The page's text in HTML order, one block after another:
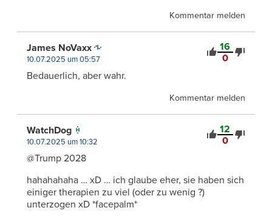
Kommentar melden
16
0
James NoVaxx
10.07.2025 um 05:57
Bedauerlich, aber wahr.
Kommentar melden
12
0
WatchDog
10.07.2025 um 10:32
@Trump 2028
hahahahaha … xD … ich glaube eher, sie haben sich
einiger therapien zu viel (oder zu wenig ?)
unterzogen xD *facepalm*